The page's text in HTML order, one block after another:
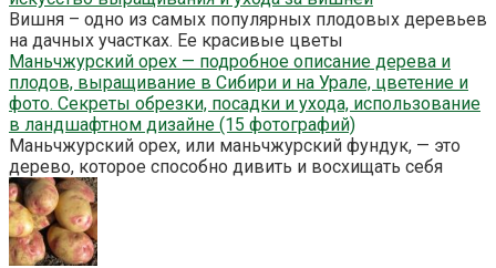
Вишня – одно из самых популярных плодовых деревьев
на дачных участках. Ее красивые цветы
Маньчжурский орех — подробное описание дерева и
плодов, выращивание в Сибири и на Урале, цветение и
фото. Секреты обрезки, посадки и ухода, использование
в ландшафтном дизайне (15 фотографий)
Маньчжурский орех, или маньчжурский фундук, — это
дерево, которое способно дивить и восхищать себя